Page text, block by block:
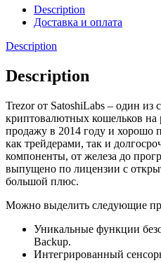
Description
Доставка и оплата
Description
Description
Trezor от SatoshiLabs – один
криптовалютных кошельков
продажу в 2014 году и хорошо
как трейдерами, так и
компоненты, от железа до
выпущено по лицензии с
большой плюс.
Можно выделить следующие
Уникальные функции
Backup.
Интегрированный